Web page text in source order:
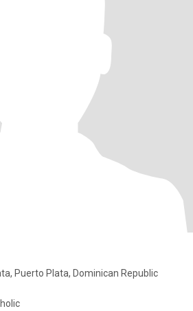
Puerto Plata, Dominican Republic